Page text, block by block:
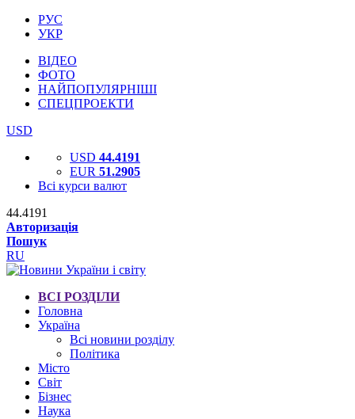
РУС
УКР
ВІДЕО
ФОТО
НАЙПОПУЛЯРНІШІ
СПЕЦПРОЕКТИ
USD
USD 44.4191
EUR 51.2905
Всі курси валют
44.4191
Авторизація
Пошук
RU
ВСІ РОЗДІЛИ
Головна
Україна
Всі новини розділу
Політика
Місто
Світ
Бізнес
Наука